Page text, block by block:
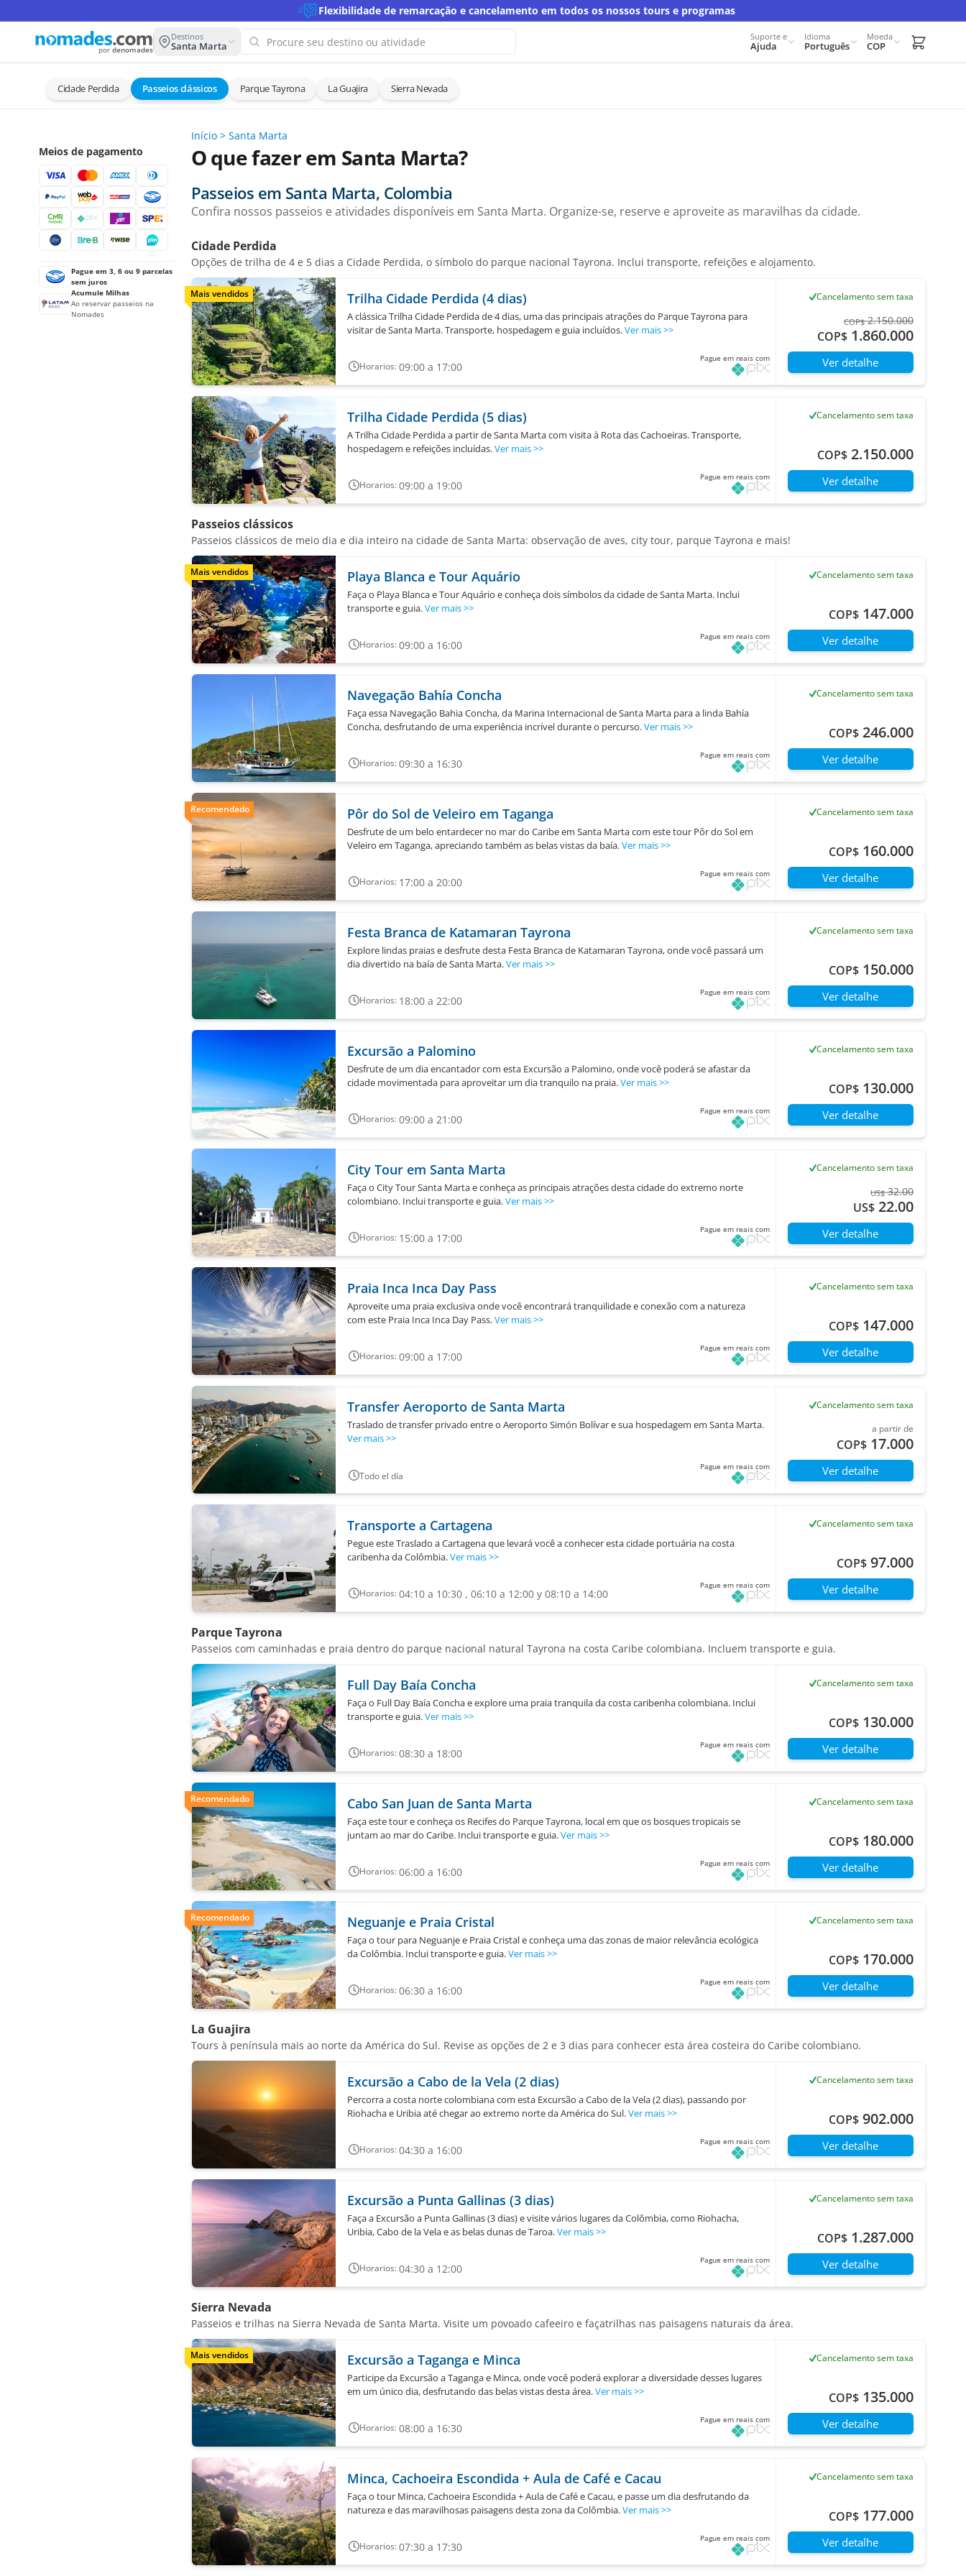
Flexibilidade de remarcação e cancelamento em todos os nossos tours e programas
por denomades
Destinos
Santa Marta
Ops! Não encontramos resultados para
Tente outra palavra-chave
Suporte e
Ajuda
Idioma
Português
Moeda
COP Carrito
Cidade Perdida Passeios clássicos Parque Tayrona La Guajira Sierra Nevada
Meios de pagamento
Pague em 3, 6 ou 9 parcelas
sem juros
Acumule Milhas
Ao reservar passeios na
Nomades
Início > Santa Marta
O que fazer em Santa Marta?
Passeios em Santa Marta, Colombia
Confira nossos passeios e atividades disponíveis em Santa Marta. Organize-se, reserve e aproveite as maravilhas da cidade.
Cidade Perdida
Opções de trilha de 4 e 5 dias a Cidade Perdida, o símbolo do parque nacional Tayrona. Inclui transporte, refeições e alojamento.
Mais vendidos
Pague em reais com
Trilha Cidade Perdida (4 dias)
A clássica Trilha Cidade Perdida de 4 dias, uma das principais atrações do Parque Tayrona para
visitar de Santa Marta. Transporte, hospedagem e guia incluídos.Ver mais>>
Horarios: 09:00 a 17:00
Cancelamento sem taxa
COP$ 2.150.000
COP$ 1.860.000
Ver detalhe
Pague em reais com
Trilha Cidade Perdida (5 dias)
A Trilha Cidade Perdida a partir de Santa Marta com visita à Rota das Cachoeiras. Transporte,
hospedagem e refeições incluídas.Ver mais>>
Horarios: 09:00 a 19:00
Cancelamento sem taxa
COP$ 2.150.000
Ver detalhe
Passeios clássicos
Passeios clássicos de meio dia e dia inteiro na cidade de Santa Marta: observação de aves, city tour, parque Tayrona e mais!
Mais vendidos
Pague em reais com
Playa Blanca e Tour Aquário
Faça o Playa Blanca e Tour Aquário e conheça dois símbolos da cidade de Santa Marta. Inclui
transporte e guia.Ver mais>>
Horarios: 09:00 a 16:00
Cancelamento sem taxa
COP$ 147.000
Ver detalhe
Pague em reais com
Navegação Bahía Concha
Faça essa Navegação Bahia Concha, da Marina Internacional de Santa Marta para a linda Bahía
Concha, desfrutando de uma experiência incrível durante o percurso.Ver mais>>
Horarios: 09:30 a 16:30
Cancelamento sem taxa
COP$ 246.000
Ver detalhe
Recomendado
Pague em reais com
Pôr do Sol de Veleiro em Taganga
Desfrute de um belo entardecer no mar do Caribe em Santa Marta com este tour Pôr do Sol em
Veleiro em Taganga, apreciando também as belas vistas da baía.Ver mais>>
Horarios: 17:00 a 20:00
Cancelamento sem taxa
COP$ 160.000
Ver detalhe
Pague em reais com
Festa Branca de Katamaran Tayrona
Explore lindas praias e desfrute desta Festa Branca de Katamaran Tayrona, onde você passará um
dia divertido na baía de Santa Marta.Ver mais>>
Horarios: 18:00 a 22:00
Cancelamento sem taxa
COP$ 150.000
Ver detalhe
Pague em reais com
Excursão a Palomino
Desfrute de um dia encantador com esta Excursão a Palomino, onde você poderá se afastar da
cidade movimentada para aproveitar um dia tranquilo na praia.Ver mais>>
Horarios: 09:00 a 21:00
Cancelamento sem taxa
COP$ 130.000
Ver detalhe
Pague em reais com
City Tour em Santa Marta
Faça o City Tour Santa Marta e conheça as principais atrações desta cidade do extremo norte
colombiano. Inclui transporte e guia.Ver mais>>
Horarios: 15:00 a 17:00
Cancelamento sem taxa
US$ 32.00
US$ 22.00
Ver detalhe
Pague em reais com
Praia Inca Inca Day Pass
Aproveite uma praia exclusiva onde você encontrará tranquilidade e conexão com a natureza
com este Praia Inca Inca Day Pass.Ver mais>>
Horarios: 09:00 a 17:00
Cancelamento sem taxa
COP$ 147.000
Ver detalhe
Pague em reais com
Transfer Aeroporto de Santa Marta
Traslado de transfer privado entre o Aeroporto Simón Bolívar e sua hospedagem em Santa Marta.
Ver mais>>
Todo el día
Cancelamento sem taxa
a partir de
COP$ 17.000
Ver detalhe
Pague em reais com
Transporte a Cartagena
Pegue este Traslado a Cartagena que levará você a conhecer esta cidade portuária na costa
caribenha da Colômbia.Ver mais>>
Horarios: 04:10 a 10:30 , 06:10 a 12:00 y 08:10 a 14:00
Cancelamento sem taxa
COP$ 97.000
Ver detalhe
Parque Tayrona
Passeios com caminhadas e praia dentro do parque nacional natural Tayrona na costa Caribe colombiana. Incluem transporte e guia.
Pague em reais com
Full Day Baía Concha
Faça o Full Day Baía Concha e explore uma praia tranquila da costa caribenha colombiana. Inclui
transporte e guia.Ver mais>>
Horarios: 08:30 a 18:00
Cancelamento sem taxa
COP$ 130.000
Ver detalhe
Recomendado
Pague em reais com
Cabo San Juan de Santa Marta
Faça este tour e conheça os Recifes do Parque Tayrona, local em que os bosques tropicais se
juntam ao mar do Caribe. Inclui transporte e guia.Ver mais>>
Horarios: 06:00 a 16:00
Cancelamento sem taxa
COP$ 180.000
Ver detalhe
Recomendado
Pague em reais com
Neguanje e Praia Cristal
Faça o tour para Neguanje e Praia Cristal e conheça uma das zonas de maior relevância ecológica
da Colômbia. Inclui transporte e guia.Ver mais>>
Horarios: 06:30 a 16:00
Cancelamento sem taxa
COP$ 170.000
Ver detalhe
La Guajira
Tours à península mais ao norte da América do Sul. Revise as opções de 2 e 3 dias para conhecer esta área costeira do Caribe colombiano.
Pague em reais com
Excursão a Cabo de la Vela (2 dias)
Percorra a costa norte colombiana com esta Excursão a Cabo de la Vela (2 dias), passando por
Riohacha e Uribia até chegar ao extremo norte da América do Sul.Ver mais>>
Horarios: 04:30 a 16:00
Cancelamento sem taxa
COP$ 902.000
Ver detalhe
Pague em reais com
Excursão a Punta Gallinas (3 dias)
Faça a Excursão a Punta Gallinas (3 dias) e visite vários lugares da Colômbia, como Riohacha,
Uribia, Cabo de la Vela e as belas dunas de Taroa.Ver mais>>
Horarios: 04:30 a 12:00
Cancelamento sem taxa
COP$ 1.287.000
Ver detalhe
Sierra Nevada
Passeios e trilhas na Sierra Nevada de Santa Marta. Visite um povoado cafeeiro e façatrilhas nas paisagens naturais da área.
Mais vendidos
Pague em reais com
Excursão a Taganga e Minca
Participe da Excursão a Taganga e Minca, onde você poderá explorar a diversidade desses lugares
em um único dia, desfrutando das belas vistas desta área.Ver mais>>
Horarios: 08:00 a 16:30
Cancelamento sem taxa
COP$ 135.000
Ver detalhe
Pague em reais com
Minca, Cachoeira Escondida + Aula de Café e Cacau
Faça o tour Minca, Cachoeira Escondida + Aula de Café e Cacau, e passe um dia desfrutando da
natureza e das maravilhosas paisagens desta zona da Colômbia.Ver mais>>
Horarios: 07:30 a 17:30
Cancelamento sem taxa
COP$ 177.000
Ver detalhe